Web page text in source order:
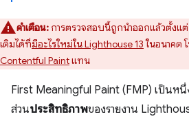
คำเตือน: การตรวจสอบนี้ถูกนำออกแล้วตั้งแ
เติมได้ที่มีอะไรใหม่ใน Lighthouse 13ในอนาคต
Contentful Paintแทน
First Meaningful Paint (FMP) เป็นหนึ่
ส่วนประสิทธิภาพของรายงาน